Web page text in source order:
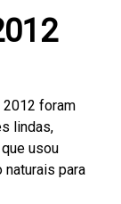
2012 foram
lindas,
usou
naturais para